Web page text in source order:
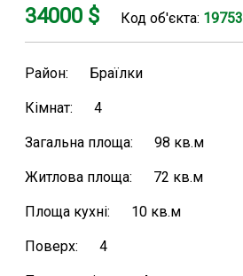
34000 $ Код об'єкта: 19753
Район: Браїлки
Кімнат: 4
Загальна площа: 98 кв.м
Житлова площа: 72 кв.м
Площа кухні: 10 кв.м
Поверх: 4